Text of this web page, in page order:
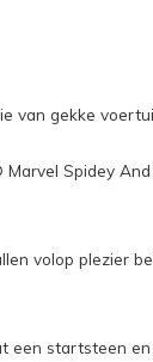
van gekke
Spidey
volop plezier
een startsteen